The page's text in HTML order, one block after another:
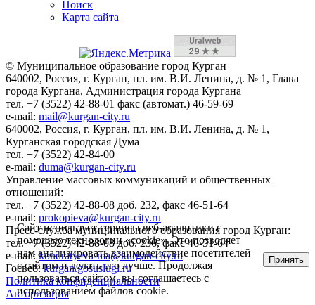
Поиск
Карта сайта
© Муниципальное образование город Курган
640002, Россия, г. Курган, пл. им. В.И. Ленина, д. № 1, Глава
города Кургана, Администрация города Кургана
тел. +7 (3522) 42-88-01 факс (автомат.) 46-59-69
e-mail: mail@kurgan-city.ru
640002, Россия, г. Курган, пл. им. В.И. Ленина, д. № 1,
Курганская городская Дума
тел. +7 (3522) 42-84-00
e-mail: duma@kurgan-city.ru
Управление массовых коммуникаций и общественных
отношений:
тел. +7 (3522) 42-88-08 доб. 232, факс 46-51-64
e-mail: prokopieva@kurgan-city.ru
Пресс-служба муниципального образования город Курган:
тел. +7 (3522) 42-88-08 доб. 236, факс 46-51-64
e-mail:kondratyeva-ma@kurgan-city.ru
Госвеб:kurgan.gosuslugi.ru
Политика конфиденциальности
Авторизация
Сайт использует сервисы веб-аналитики с
помощью технологии «cookie». Это позволяет
нам анализировать взаимодействие посетителей
с сайтом и делать его лучше. Продолжая
пользоваться сайтом, вы соглашаетесь с
использованием файлов cookie.
Принять